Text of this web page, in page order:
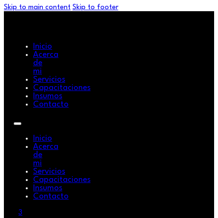
Skip to main content Skip to footer
Inicio
Acerca
de
mi
Servicios
Capacitaciones
Insumos
Contacto
Inicio
Acerca
de
mi
Servicios
Capacitaciones
Insumos
Contacto
3